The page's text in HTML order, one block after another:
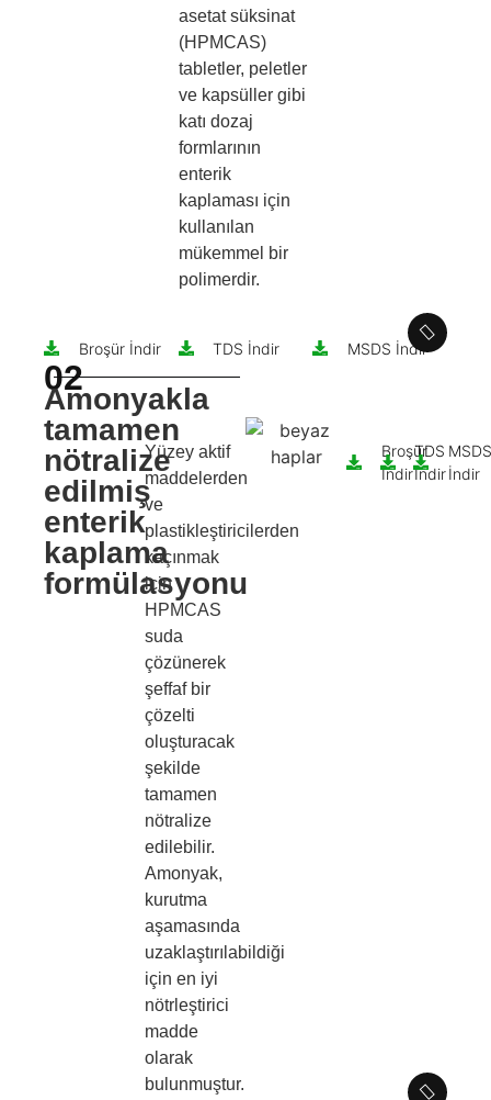
asetat süksinat
(HPMCAS)
tabletler, peletler
ve kapsüller gibi
katı dozaj
formlarının
enterik
kaplaması için
kullanılan
mükemmel bir
polimerdir.
Broşür İndir TDS İndir MSDS İndir
02
Amonyakla
tamamen
nötralize
edilmiş
enterik
kaplama
formülasyonu
Yüzey aktif
maddelerden
ve
plastikleştiricilerden
kaçınmak
için
HPMCAS
suda
çözünerek
şeffaf bir
çözelti
oluşturacak
şekilde
tamamen
nötralize
edilebilir.
Amonyak,
kurutma
aşamasında
uzaklaştırılabildiği
için en iyi
nötrleştirici
madde
olarak
bulunmuştur.
Broşür
İndir
TDS
İndir
MSDS
İndir